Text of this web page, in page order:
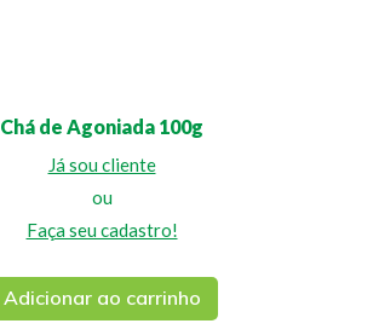
Chá de Agoniada 100g
Já sou cliente
ou
Faça seu cadastro!
Adicionar ao carrinho